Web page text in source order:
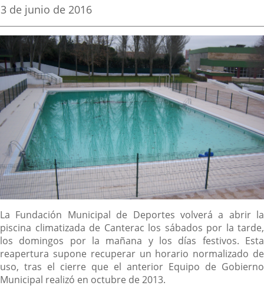
aplicación
externa.
aplicación
externa.
Fecha
la
noticia
3 de junio de 2016
Descripción
La Fundación Municipal de Deportes volverá a abrir la
piscina climatizada de Canterac los sábados por la tarde,
los domingos por la mañana y los días festivos. Esta
reapertura supone recuperar un horario normalizado de
uso, tras el cierre que el anterior Equipo de Gobierno
Municipal realizó en octubre de 2013.